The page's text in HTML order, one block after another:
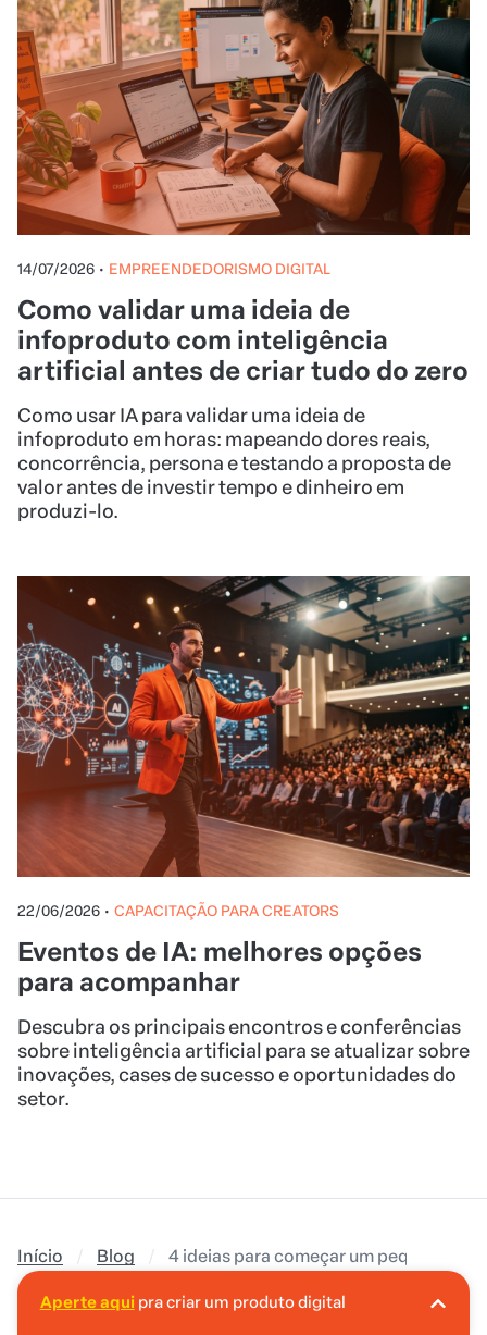
14/07/2026 • EMPREENDEDORISMO DIGITAL
Como validar uma ideia de
infoproduto com inteligência
artificial antes de criar tudo do zero
Como usar IA para validar uma ideia de
infoproduto em horas: mapeando dores reais,
concorrência, persona e testando a proposta de
valor antes de investir tempo e dinheiro em
produzi-lo.
22/06/2026 • CAPACITAÇÃO PARA CREATORS
Eventos de IA: melhores opções
para acompanhar
Descubra os principais encontros e conferências
sobre inteligência artificial para se atualizar sobre
inovações, cases de sucesso e oportunidades do
setor.
Início Blog 4 ideias para começar um pequeno
A Hotmart é o lugar certo pra você criar seu
Aperte aqui pra criar um produto digital